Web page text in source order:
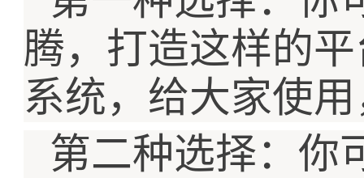
腾，打造这样的
系统，给大家使
第二种选择：你